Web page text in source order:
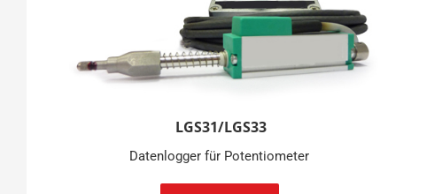
LGS31/LGS33
Datenlogger für Potentiometer